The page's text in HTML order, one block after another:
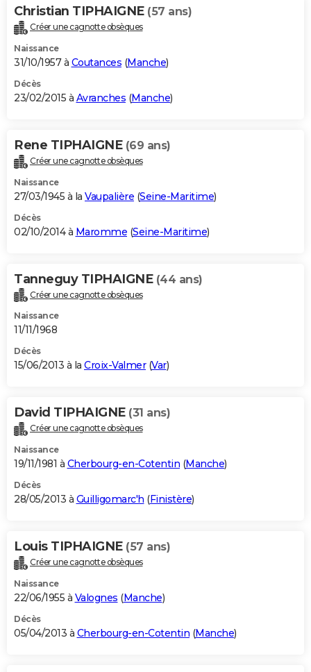
Christian TIPHAIGNE (57 ans)
Créer une cagnotte obsèques
Naissance
31/10/1957 à Coutances (Manche)
Décès
23/02/2015 à Avranches (Manche)
Rene TIPHAIGNE (69 ans)
Créer une cagnotte obsèques
Naissance
27/03/1945 à la Vaupalière (Seine-Maritime)
Décès
02/10/2014 à Maromme (Seine-Maritime)
Tanneguy TIPHAIGNE (44 ans)
Créer une cagnotte obsèques
Naissance
11/11/1968
Décès
15/06/2013 à la Croix-Valmer(Var)
David TIPHAIGNE (31 ans)
Créer une cagnotte obsèques
Naissance
19/11/1981 à Cherbourg-en-Cotentin (Manche)
Décès
28/05/2013 à Guilligomarc'h (Finistère)
Louis TIPHAIGNE (57 ans)
Créer une cagnotte obsèques
Naissance
22/06/1955 à Valognes (Manche)
Décès
05/04/2013 à Cherbourg-en-Cotentin (Manche)